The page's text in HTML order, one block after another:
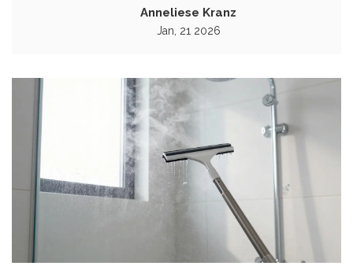
Anneliese Kranz
Jan, 21 2026